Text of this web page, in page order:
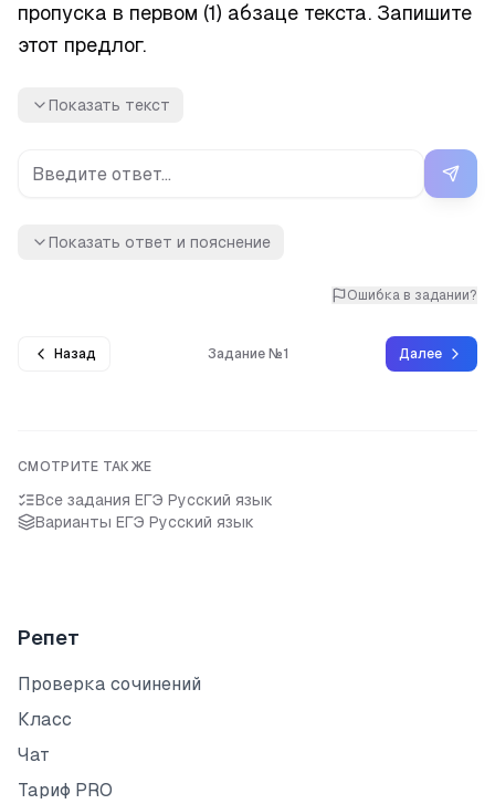
пропуска в первом (1) абзаце текста. Запишите
этот предлог.
Показать текст
Показать ответ и пояснение
Ошибка в задании?
Назад Задание №1 Далее
СМОТРИТЕ ТАКЖЕ
Все задания ЕГЭ Русский язык
Варианты ЕГЭ Русский язык
Репет
Проверка сочинений
Класс
Чат
Тариф PRO